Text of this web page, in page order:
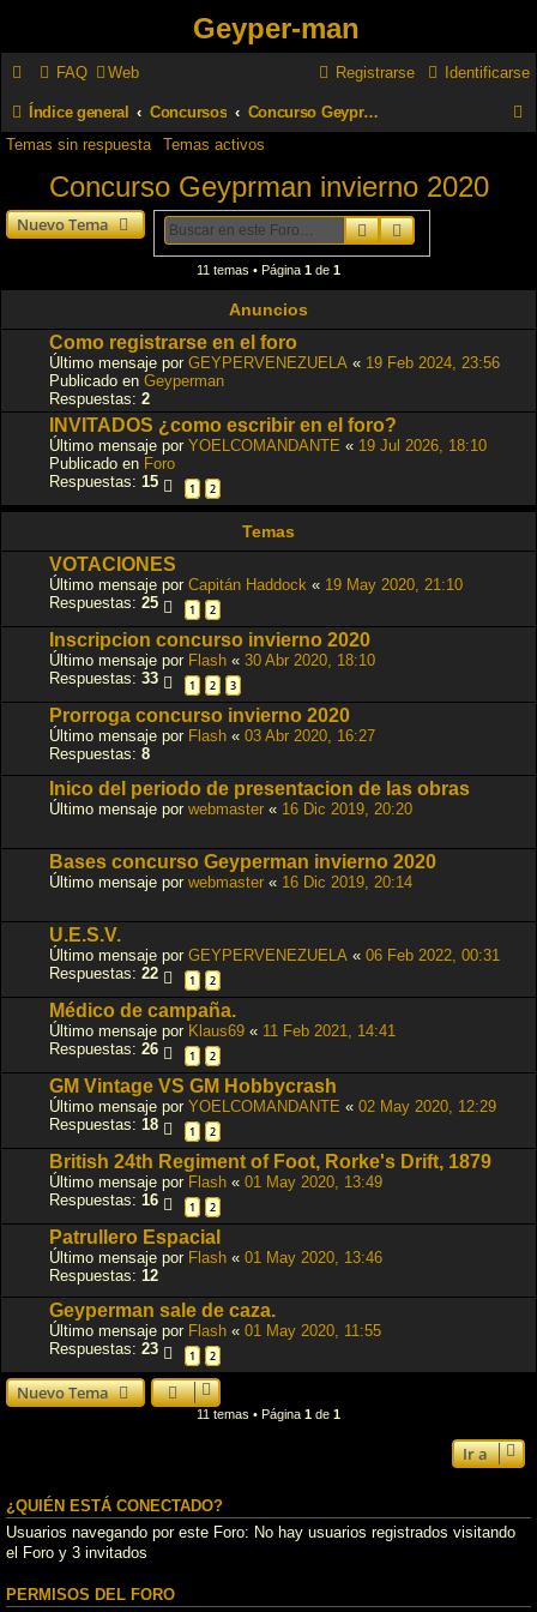
Geyper-man
FAQ Web Identificarse
Registrarse
Índice general Concursos Concurso Geyprman invierno 2020
Temas sin respuesta Temas activos
Concurso Geyprman invierno 2020
Nuevo Tema BuscarBúsqueda
11 temas • Página 1 de 1
Anuncios
Como registrarse en el foro
Último mensaje por GEYPERVENEZUELA « 19 Feb 2024, 23:56
Publicado en Geyperman
Respuestas: 2
INVITADOS ¿como escribir en el foro?
Último mensaje por YOELCOMANDANTE « 19 Jul 2026, 18:10
Publicado en Foro
Respuestas: 15 1 2
Temas
VOTACIONES
Último mensaje por Capitán Haddock « 19 May 2020, 21:10
Respuestas: 25 1 2
Inscripcion concurso invierno 2020
Último mensaje por Flash « 30 Abr 2020, 18:10
Respuestas: 33 1 2 3
Prorroga concurso invierno 2020
Último mensaje por Flash « 03 Abr 2020, 16:27
Respuestas: 8
Inico del periodo de presentacion de las obras
Último mensaje por webmaster « 16 Dic 2019, 20:20
Bases concurso Geyperman invierno 2020
Último mensaje por webmaster « 16 Dic 2019, 20:14
U.E.S.V.
Último mensaje por GEYPERVENEZUELA « 06 Feb 2022, 00:31
Respuestas: 22 1 2
Médico de campaña.
Último mensaje por Klaus69 « 11 Feb 2021, 14:41
Respuestas: 26 1 2
GM Vintage VS GM Hobbycrash
Último mensaje por YOELCOMANDANTE « 02 May 2020, 12:29
Respuestas: 18 1 2
British 24th Regiment of Foot, Rorke's Drift, 1879
Último mensaje por Flash « 01 May 2020, 13:49
Respuestas: 16 1 2
Patrullero Espacial
Último mensaje por Flash « 01 May 2020, 13:46
Respuestas: 12
Geyperman sale de caza.
Último mensaje por Flash « 01 May 2020, 11:55
Respuestas: 23 1 2
Nuevo Tema
11 temas • Página 1 de 1
Ir a
¿QUIÉN ESTÁ CONECTADO?
Usuarios navegando por este Foro: No hay usuarios registrados visitando
el Foro y 3 invitados
PERMISOS DEL FORO